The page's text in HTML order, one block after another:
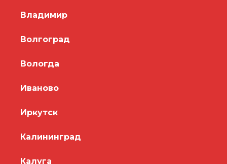
Владимир
Волгоград
Вологда
Иваново
Иркутск
Калининград
Калуга